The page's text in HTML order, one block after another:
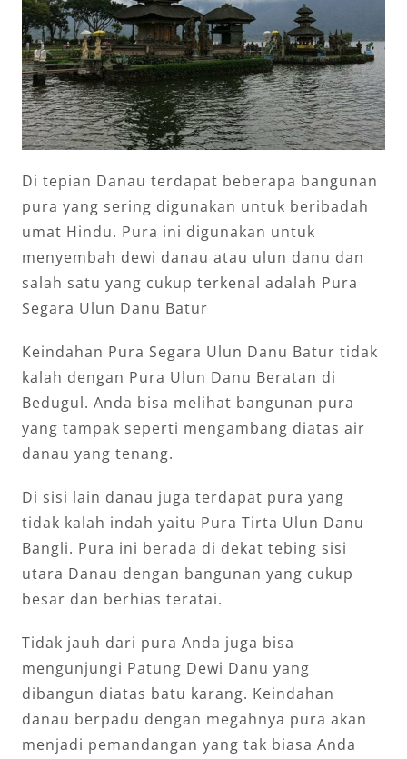
Di tepian Danau terdapat beberapa bangunan
pura yang sering digunakan untuk beribadah
umat Hindu. Pura ini digunakan untuk
menyembah dewi danau atau ulun danu dan
salah satu yang cukup terkenal adalah Pura
Segara Ulun Danu Batur
Keindahan Pura Segara Ulun Danu Batur tidak
kalah dengan Pura Ulun Danu Beratan di
Bedugul. Anda bisa melihat bangunan pura
yang tampak seperti mengambang diatas air
danau yang tenang.
Di sisi lain danau juga terdapat pura yang
tidak kalah indah yaitu Pura Tirta Ulun Danu
Bangli. Pura ini berada di dekat tebing sisi
utara Danau dengan bangunan yang cukup
besar dan berhias teratai.
Tidak jauh dari pura Anda juga bisa
mengunjungi Patung Dewi Danu yang
dibangun diatas batu karang. Keindahan
danau berpadu dengan megahnya pura akan
menjadi pemandangan yang tak biasa Anda